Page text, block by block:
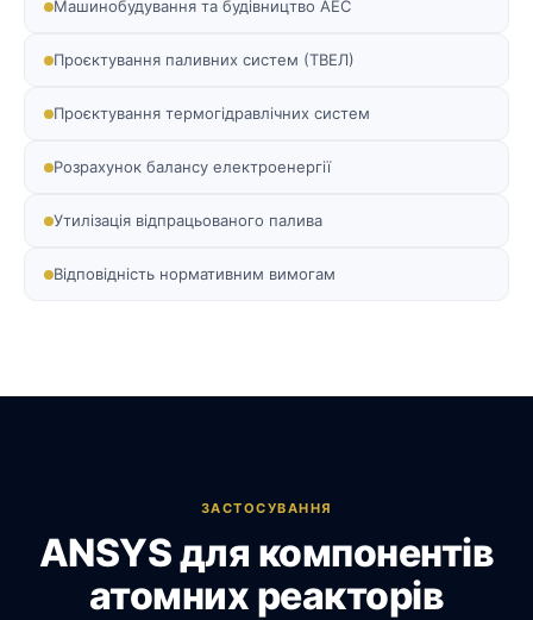
Машинобудування та будівництво АЕС
Проєктування паливних систем (ТВЕЛ)
Проєктування термогідравлічних систем
Розрахунок балансу електроенергії
Утилізація відпрацьованого палива
Відповідність нормативним вимогам
ЗАСТОСУВАННЯ
ANSYS для компонентів
атомних реакторів